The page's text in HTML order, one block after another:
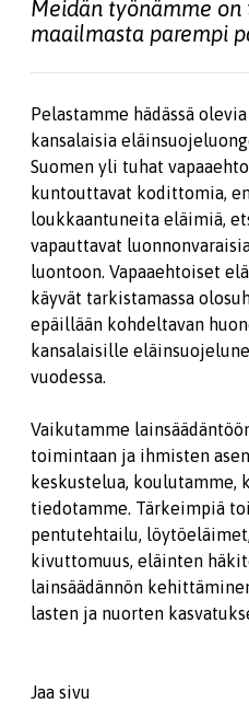
Meidän työnämme on
maailmasta parempi
Pelastamme hädässä
kansalaisia
Suomen yli tuhat
kuntouttavat kodittomia,
loukkaantuneita eläimiä,
vapauttavat
luontoon. Vapaaehtoiset
käyvät tarkistamassa
epäillään kohdeltavan
kansalaisille
vuodessa.
Vaikutamme
toimintaan ja ihmisten
keskustelua, koulutamme,
tiedotamme. Tärkeimpiä
pentutehtailu,
kivuttomuus, eläinten
lainsäädännön
lasten ja nuorten
Jaa sivu